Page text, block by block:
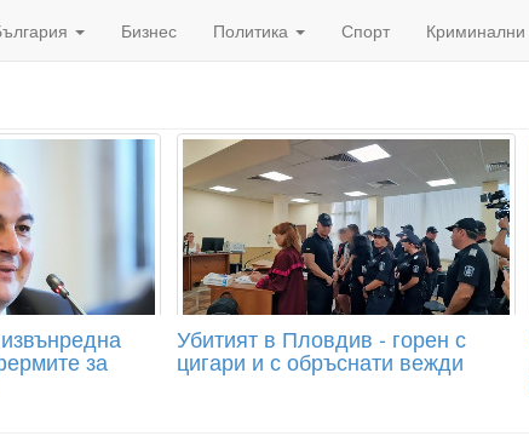
Бизнес Политика Спорт Криминални
за
Убитият в Пловдив - горен с
цигари и с обръснати вежди